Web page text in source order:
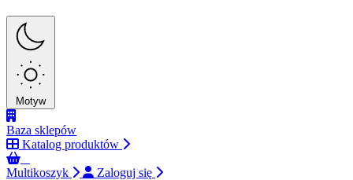
Motyw
Baza sklepów
Katalog produktów
Multikoszyk
Zaloguj się